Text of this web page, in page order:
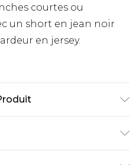
courtes ou
un short en jean noir
en jersey.